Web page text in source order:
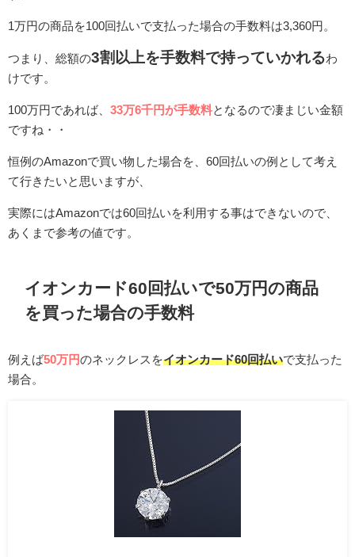
1万円の商品を100回払いで支払った場合の手数料は3,360円。
つまり、総額の3割以上を手数料で持っていかれるわ
けです。
100万円であれば、 33万6千円が手数料 となるので凄まじい金額
ですね・・
恒例のAmazonで買い物した場合を、60回払いの例として考え
て行きたいと思いますが、
実際にはAmazonでは60回払いを利用する事はできないので、
あくまで参考の値です。
イオンカード60回払いで50万円の商品
を買った場合の手数料
例えば50万円のネックレスをイオンカード60回払いで支払った
場合。